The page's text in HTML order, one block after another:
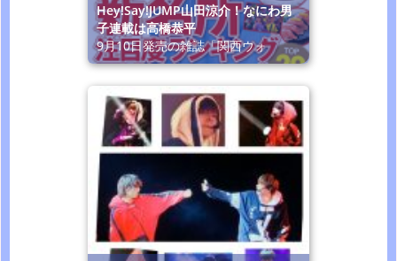
Hey!Say!JUMP山田涼介！なにわ男
子連載は高橋恭平
9月10日発売の雑誌「関西ウォ